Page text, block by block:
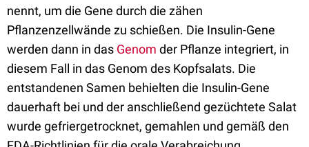
nennt, um die Gene durch die zähen
Pflanzenzellwände zu schießen. Die Insulin-Gene
werden dann in das Genom der Pflanze integriert, in
diesem Fall in das Genom des Kopfsalats. Die
entstandenen Samen behielten die Insulin-Gene
dauerhaft bei und der anschließend gezüchtete Salat
wurde gefriergetrocknet, gemahlen und gemäß den